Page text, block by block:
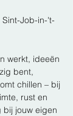
Sint-Job-in-'t-
werkt, ideeën
bent,
chillen – bij
rust en
jouw eigen